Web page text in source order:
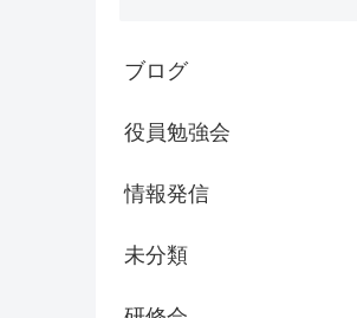
ブログ
役員勉強会
情報発信
未分類